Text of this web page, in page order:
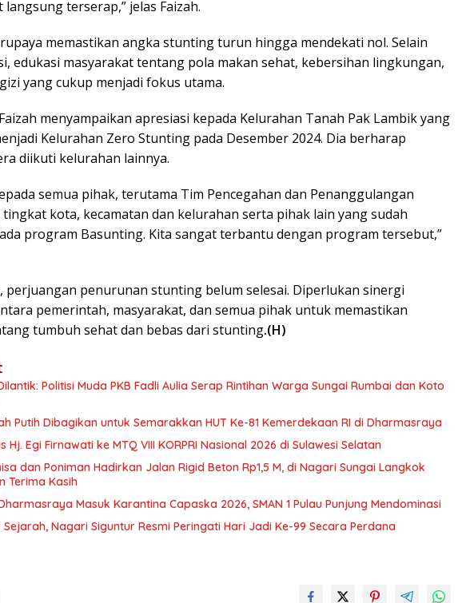
terserap,” jelas Faizah.
memastikan angka stunting turun hingga mendekati nol. Selain
edukasi masyarakat tentang pola makan sehat, kebersihan lingkungan,
yang cukup menjadi fokus utama.
menyampaikan apresiasi kepada Kelurahan Tanah Pak Lambik yang
Kelurahan Zero Stunting pada Desember 2024. Dia berharap
diikuti kelurahan lainnya.
semua pihak, terutama Tim Pencegahan dan Penanggulangan
tingkat kota, kecamatan dan kelurahan serta pihak lain yang sudah
program Basunting. Kita sangat terbantu dengan program tersebut,”
perjuangan penurunan stunting belum selesai. Diperlukan sinergi
pemerintah, masyarakat, dan semua pihak untuk memastikan
tumbuh sehat dan bebas dari stunting.(H)
Politisi Muda PKB Fadli Aulia Serap Rintihan Warga Sungai Rumbai dan Koto
Putih Dibagikan untuk Semarakkan HUT Ke-81 Kemerdekaan RI di Dharmasraya
Egi Firnawati ke MTQ VIII KORPRI Nasional 2026 di Sulawesi Selatan
dan Poniman Hadirkan Jalan Rigid Beton Rp1,5 M, di Nagari Sungai Langkok
Terima Kasih
Masuk Karantina Capaska 2026, SMAN 1 Pulau Punjung Mendominasi
Nagari Siguntur Resmi Peringati Hari Jadi Ke-99 Secara Perdana